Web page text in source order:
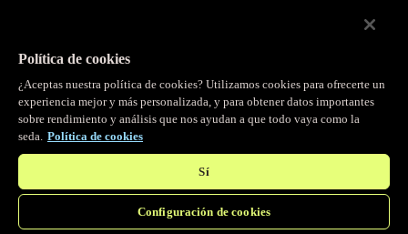
Servidor MCP
Control por IA para tus servicios Fastly.
Política de cookies
¿Aceptas nuestra política de cookies? Utilizamos cookies para ofrecerte un
experiencia mejor y más personalizada, y para obtener datos importantes
sobre rendimiento y análisis que nos ayudan a que todo vaya como la
seda. Política de cookies
Sí
Configuración de cookies